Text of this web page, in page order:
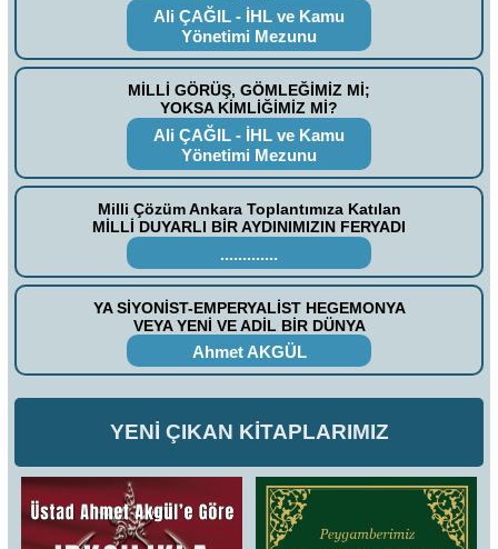
Ali ÇAĞIL - İHL ve Kamu
Yönetimi Mezunu
MİLLİ GÖRÜŞ, GÖMLEĞİMİZ Mİ;
YOKSA KİMLİĞİMİZ Mİ?
Ali ÇAĞIL - İHL ve Kamu
Yönetimi Mezunu
Milli Çözüm Ankara Toplantımıza Katılan
MİLLİ DUYARLI BİR AYDINIMIZIN FERYADI
.............
YA SİYONİST-EMPERYALİST HEGEMONYA
VEYA YENİ VE ADİL BİR DÜNYA
Ahmet AKGÜL
YENİ ÇIKAN KİTAPLARIMIZ